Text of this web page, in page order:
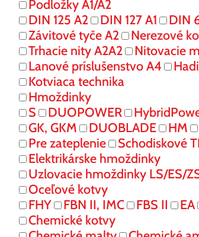
Podložky A1/A2
DIN 125 A2
DIN 127 A1 DIN
Závitové tyče A2
Nerezové
Trhacie nity A2A2
Nitovacie
Lanové príslušenstvo A4
Kotviaca technika
Hmoždinky
S
DUOPOWER
GK, GKM
DUOBLADE HM
Pre zateplenie
Schodiskové
Elektrikárske hmoždinky
Uzlovacie hmoždinky LS/ES/
Oceľové kotvy
FHY
FBN II, IMC FBS II EA
Chemické kotvy